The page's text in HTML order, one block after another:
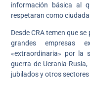
información básica al
respetaran como
Desde CRA temen que
grandes empresas
«extraordinaria» por la
guerra de Ucrania-
jubilados y otros